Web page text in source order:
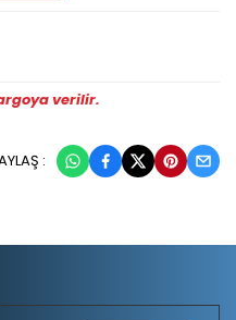
verilir.
: